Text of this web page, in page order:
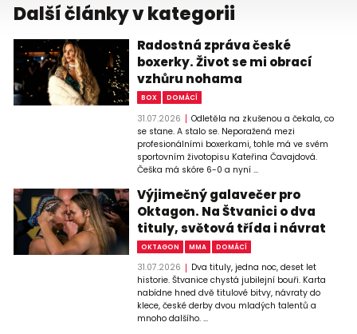
Další články v kategorii
Radostná zpráva české
boxerky. Život se mi obrací
vzhůru nohama
BOX DOMÁCÍ
31.07.2026
Odletěla na zkušenou a čekala, co
se stane. A stalo se. Neporažená mezi
profesionálními boxerkami, tohle má ve svém
sportovním životopisu Kateřina Čavajdová.
Češka má skóre 6-0 a nyní ...
Výjimečný galavečer pro
Oktagon. Na Štvanici o dva
tituly, světová třída i návrat
OKTAGON MMA DOMÁCÍ
31.07.2026
Dva tituly, jedna noc, deset let
historie. Štvanice chystá jubilejní bouři. Karta
nabídne hned dvě titulové bitvy, návraty do
klece, české derby dvou mladých talentů a
mnoho dalšího. ...